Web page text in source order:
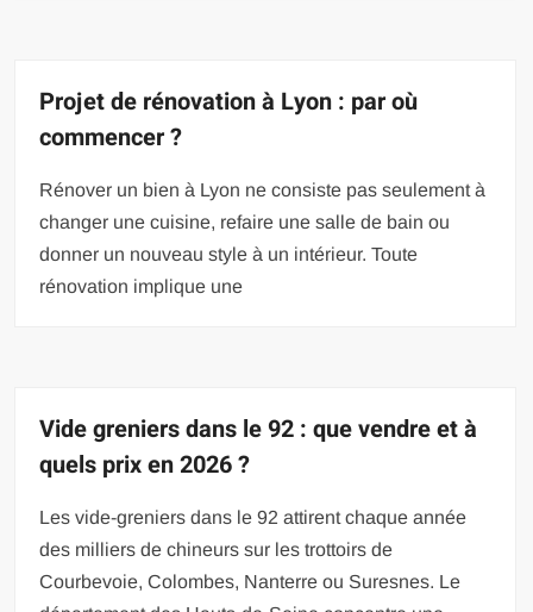
Projet de rénovation à Lyon : par où
commencer ?
Rénover un bien à Lyon ne consiste pas seulement à
changer une cuisine, refaire une salle de bain ou
donner un nouveau style à un intérieur. Toute
rénovation implique une
Vide greniers dans le 92 : que vendre et à
quels prix en 2026 ?
Les vide-greniers dans le 92 attirent chaque année
des milliers de chineurs sur les trottoirs de
Courbevoie, Colombes, Nanterre ou Suresnes. Le